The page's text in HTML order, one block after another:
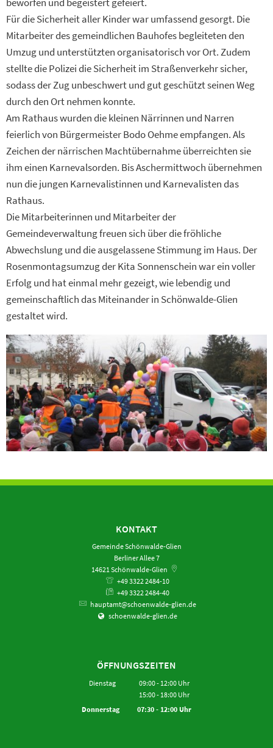
Für die Sicherheit aller Kinder war umfassend gesorgt. Die
Mitarbeiter des gemeindlichen Bauhofes begleiteten den
Umzug und unterstützten organisatorisch vor Ort. Zudem
stellte die Polizei die Sicherheit im Straßenverkehr sicher,
sodass der Zug unbeschwert und gut geschützt seinen Weg
durch den Ort nehmen konnte.
Am Rathaus wurden die kleinen Närrinnen und Narren
feierlich von Bürgermeister Bodo Oehme empfangen. Als
Zeichen der närrischen Machtübernahme überreichten sie
ihm einen Karnevalsorden. Bis Aschermittwoch übernehmen
nun die jungen Karnevalistinnen und Karnevalisten das
Rathaus.
Die Mitarbeiterinnen und Mitarbeiter der
Gemeindeverwaltung freuen sich über die fröhliche
Abwechslung und die ausgelassene Stimmung im Haus. Der
Rosenmontagsumzug der Kita Sonnenschein war ein voller
Erfolg und hat einmal mehr gezeigt, wie lebendig und
gemeinschaftlich das Miteinander in Schönwalde-Glien
gestaltet wird.
KONTAKT
Gemeinde Schönwalde-Glien
Berliner Allee 7
14621Schönwalde-Glien
+49 3322 2484-10
+49 3322 2484-40
hauptamt@schoenwalde-glien.de
schoenwalde-glien.de
ÖFFNUNGSZEITEN
Dienstag 09:00- 12:00Uhr
Von 09:00 bis 12:00 Uhr
15:00- 18:00Uhr
Von 15:00 bis 18:00 Uhr
Donnerstag 07:30- 12:00Uhr